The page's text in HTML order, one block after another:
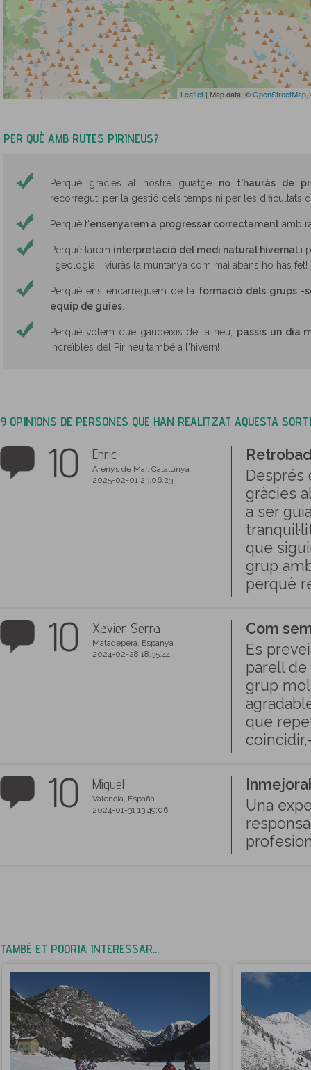
Leaflet | Map data: ©OpenStreetMap,
PER QUÈ AMB RUTES PIRINEUS?
Perquè gràcies al nostre guiatge no t'hauràs de
recorregut, per la gestió dels temps ni per les dificultats
Perquè t'ensenyarem a progressar correctament amb
Perquè farem interpretació del medi natural hivernal i
i geologia. I viuràs la muntanya com mai abans ho has fet!
Perquè ens encarreguem de la formació dels grups -
equip de guies
Perquè volem que gaudeixis de la neu, passis un dia
increïbles del Pirineu també a l'hivern!
9 OPINIONS DE PERSONES QUE HAN REALITZAT AQUESTA
10 Enric
Arenys de Mar, Catalunya
2025-02-01 23:06:23
Després
gràcies
a ser
que
grup
perquè
10 Xavier Serra
Matadepera, Espanya
2024-02-28 18:35:44
Com
Es
parell de
grup
que
10 Miguel
Valencia, España
2024-01-31 13:49:06
Una
TAMBÉ ET PODRIA INTERESSAR...